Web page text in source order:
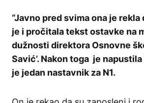
“Javno pred svima ona je rekla
je i pročitala tekst ostavke na
dužnosti direktora Osnovne
Savić’. Nakon toga je
je jedan nastavnik za N1.